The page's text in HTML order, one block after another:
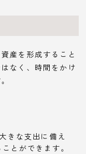
産を形成すること
なく、時間をかけ
きな支出に備え
とができます。